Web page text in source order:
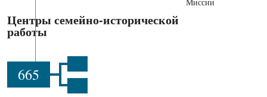
Центры семейно-исторической
работы
665